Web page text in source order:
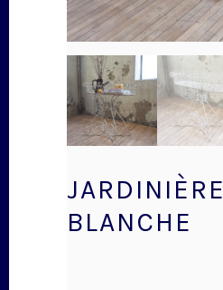
JARDINIÈRE
BLANCHE